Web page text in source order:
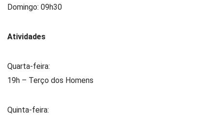
Domingo: 09h30
Atividades
Quarta-feira:
19h – Terço dos Homens
Quinta-feira: